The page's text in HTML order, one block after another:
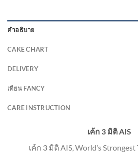
คำอธิบาย
CAKE CHART
DELIVERY
เทียน FANCY
CARE INSTRUCTION
เค้ก 3 มิติ AIS
เค้ก 3 มิติ AIS, World’s Strongest